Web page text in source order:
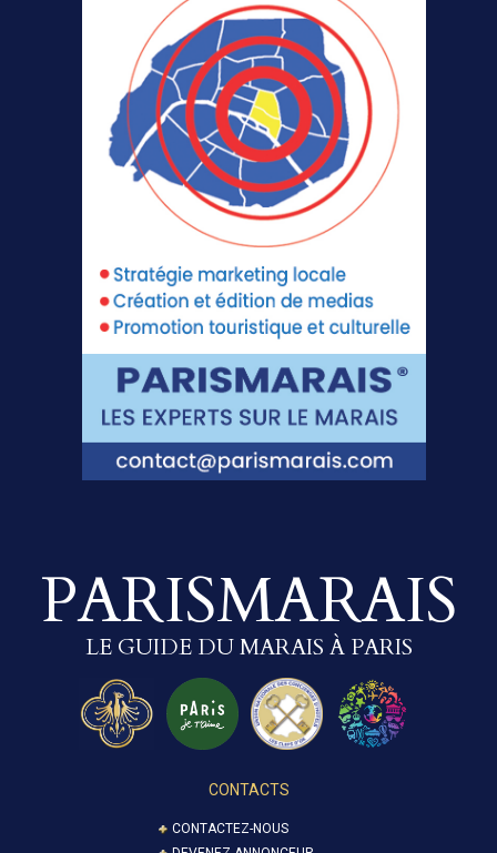
PARISMARAIS
LE GUIDE DU MARAIS À PARIS
CONTACTS
CONTACTEZ-NOUS